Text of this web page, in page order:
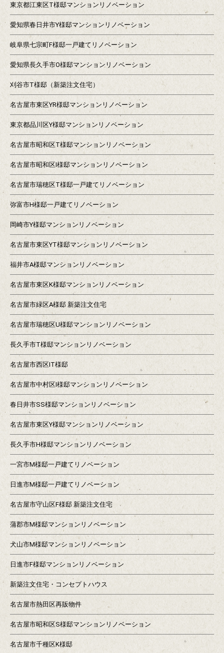
東京都江東区T様邸マンションリノベーション
愛知県春日井市Y様邸マンションリノベーション
岐阜県七宗町F様邸一戸建てリノベーション
愛知県長久手市O様邸マンションリノベーション
刈谷市T様邸（新築注文住宅）
名古屋市東区YR様邸マンションリノベーション
東京都品川区Y様邸マンションリノベーション
名古屋市昭和区T様邸マンションリノベーション
名古屋市昭和区I様邸マンションリノベーション
名古屋市瑞穂区T様邸一戸建てリノベーション
弥富市H様邸一戸建てリノベーション
岡崎市Y様邸マンションリノベーション
名古屋市東区YT様邸マンションリノベーション
福井市A様邸マンションリノベーション
名古屋市東区K様邸マンションリノベーション
名古屋市緑区A様邸 新築注文住宅
名古屋市瑞穂区U様邸マンションリノベーション
長久手市T様邸マンションリノベーション
名古屋市西区IT様邸
名古屋市中村区I様邸マンションリノベーション
春日井市SS様邸マンションリノベーション
名古屋市東区Y様邸マンションリノベーション
長久手市H様邸マンションリノベーション
一宮市M様邸一戸建てリノベーション
日進市M様邸一戸建てリノベーション
名古屋市守山区F様邸 新築注文住宅
蒲郡市M様邸マンションリノベーション
犬山市M様邸マンションリノベーション
日進市F様邸マンションリノベーション
新築注文住宅・コンセプトハウス
名古屋市熱田区再販物件
名古屋市昭和区S様邸マンションリノベーション
名古屋市千種区K様邸